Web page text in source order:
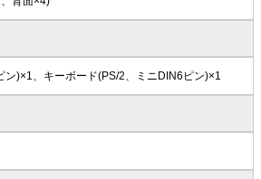
ン)×1、キーボード(PS/2、ミニDIN6ピン)×1